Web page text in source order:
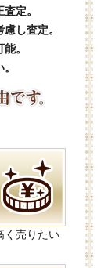
定。
し査定。
。
く売りたい